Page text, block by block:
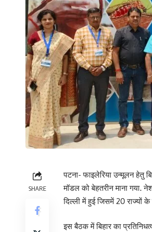
SHARE
पटना- फाइलेरिया उन्मूलन हेतु
मॉडल को बेहतरीन माना गया.
दिल्ली में हुई जिसमें 20 राज्यों के
इस बैठक में बिहार का